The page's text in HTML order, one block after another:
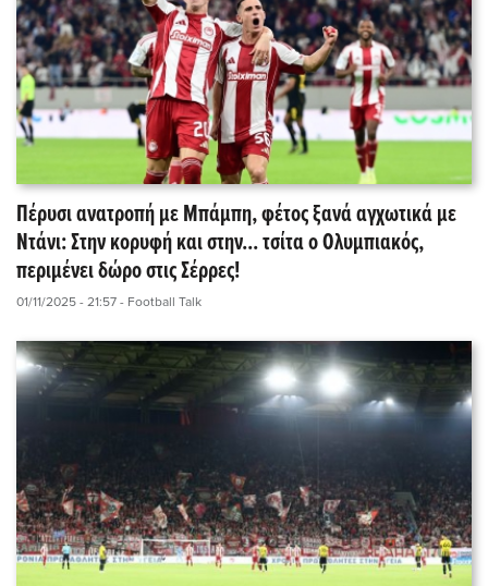
Πέρυσι ανατροπή με Μπάμπη, φέτος ξανά αγχωτικά με
Ντάνι: Στην κορυφή και στην... τσίτα ο Ολυμπιακός,
περιμένει δώρο στις Σέρρες!
01/11/2025 - 21:57 - Football Talk